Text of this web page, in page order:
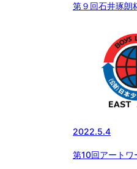
第９回石井琢
2022.5.4
第10回アートワ